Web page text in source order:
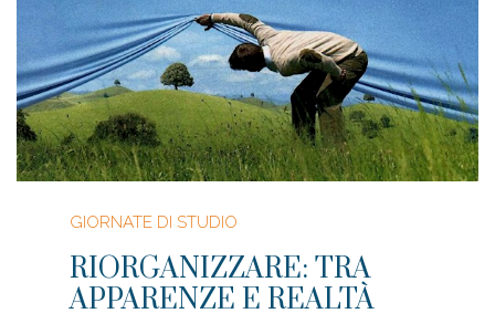
GIORNATE DI STUDIO
RIORGANIZZARE: TRA
APPARENZE E REALTÀ